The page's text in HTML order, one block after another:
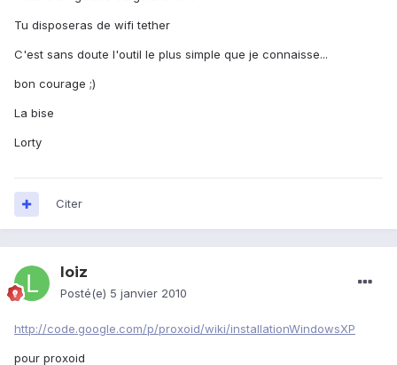
Tu disposeras de wifi tether
C'est sans doute l'outil le plus simple que je connaisse...
bon courage ;)
La bise
Lorty
Citer
loiz
Posté(e) 5 janvier 2010
http://code.google.com/p/proxoid/wiki/installationWindowsXP
pour proxoid